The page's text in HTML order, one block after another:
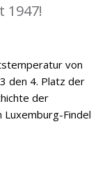
1947!
von
den 4. Platz der
der
Findel